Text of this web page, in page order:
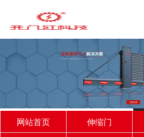
网站首页 伸缩门